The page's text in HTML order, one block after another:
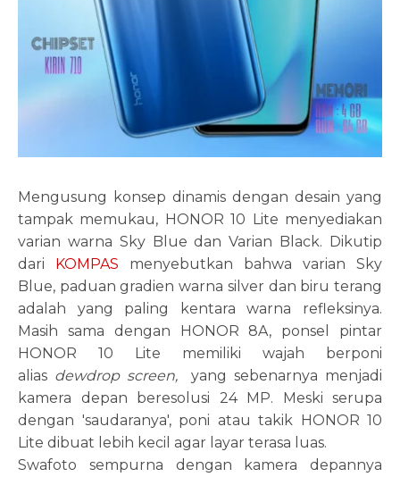
Mengusung konsep dinamis dengan desain yang
tampak memukau, HONOR 10 Lite menyediakan
varian warna Sky Blue dan Varian Black. Dikutip
dari KOMPAS menyebutkan bahwa varian Sky
Blue, paduan gradien warna silver dan biru terang
adalah yang paling kentara warna refleksinya.
Masih sama dengan HONOR 8A, ponsel pintar
HONOR 10 Lite memiliki wajah berponi
alias dewdrop screen,
yang sebenarnya menjadi
kamera depan beresolusi 24 MP. Meski serupa
dengan 'saudaranya', poni atau takik HONOR 10
Lite dibuat lebih kecil agar layar terasa luas.
Swafoto sempurna dengan kamera depannya